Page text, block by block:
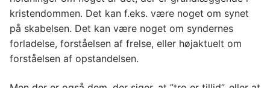
kristendommen. Det kan f.eks. være noget om synet
på skabelsen. Det kan være noget om syndernes
forladelse, forståelsen af frelse, eller højaktuelt om
forståelsen af opstandelsen.